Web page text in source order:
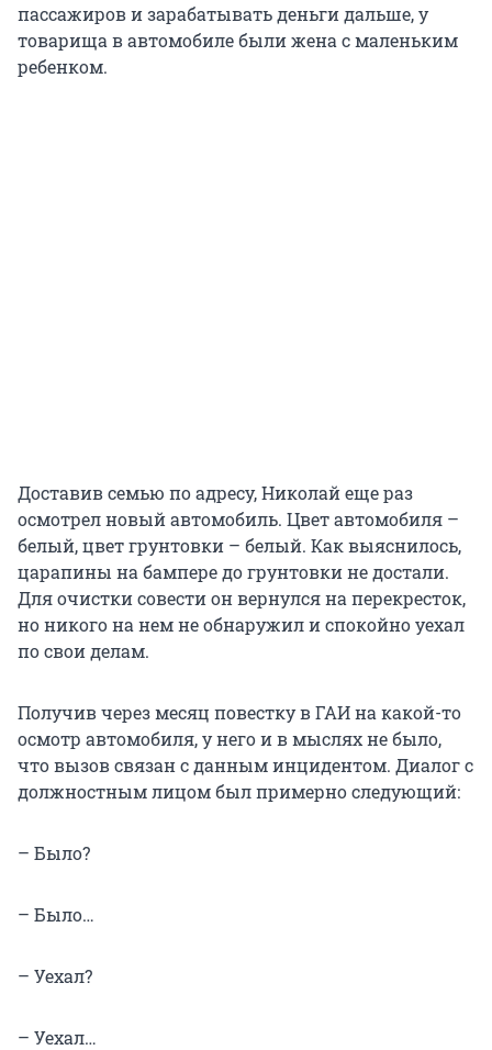
пассажиров и зарабатывать деньги дальше, у
товарища в автомобиле были жена с маленьким
ребенком.
Доставив семью по адресу, Николай еще раз
осмотрел новый автомобиль. Цвет автомобиля –
белый, цвет грунтовки – белый. Как выяснилось,
царапины на бампере до грунтовки не достали.
Для очистки совести он вернулся на перекресток,
но никого на нем не обнаружил и спокойно уехал
по свои делам.
Получив через месяц повестку в ГАИ на какой-то
осмотр автомобиля, у него и в мыслях не было,
что вызов связан с данным инцидентом. Диалог с
должностным лицом был примерно следующий:
– Было?
– Было…
– Уехал?
– Уехал…